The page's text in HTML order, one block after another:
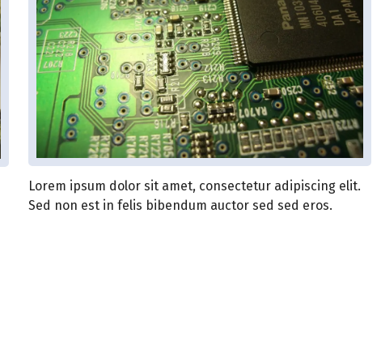
Lorem ipsum dolor sit amet, consectetur adipiscing elit.
Sed non est in felis bibendum auctor sed sed eros.